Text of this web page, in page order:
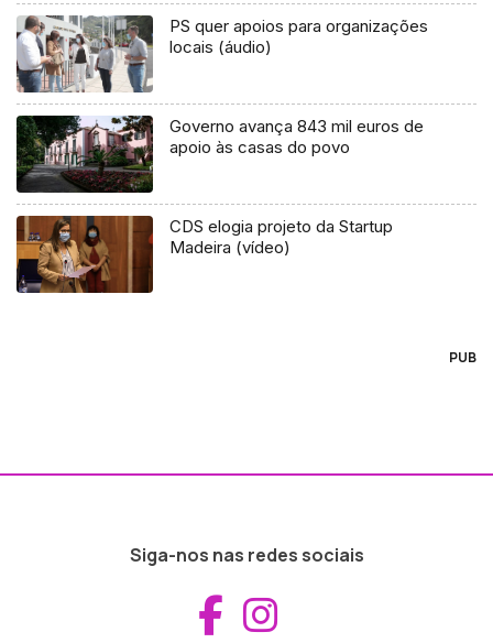
PS quer apoios para organizações
locais (áudio)
Governo avança 843 mil euros de
apoio às casas do povo
CDS elogia projeto da Startup
Madeira (vídeo)
PUB
Siga-nos nas redes sociais
Aceder ao